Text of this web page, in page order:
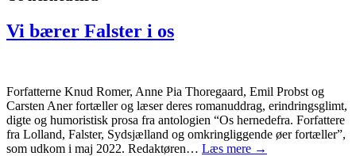
Vi bærer Falster i os
Forfatterne Knud Romer, Anne Pia Thoregaard, Emil Probst og
Carsten Aner fortæller og læser deres romanuddrag, erindringsglimt,
digte og humoristisk prosa fra antologien “Os hernedefra. Forfattere
fra Lolland, Falster, Sydsjælland og omkringliggende øer fortæller”,
som udkom i maj 2022. Redaktøren… Læs mere →